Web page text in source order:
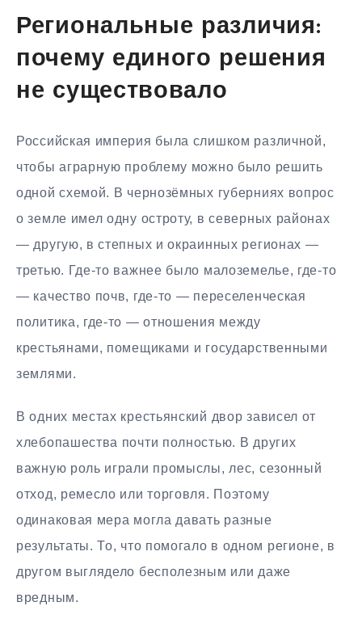
Региональные различия:
почему единого решения
не существовало
Российская империя была слишком различной,
чтобы аграрную проблему можно было решить
одной схемой. В чернозёмных губерниях вопрос
о земле имел одну остроту, в северных районах
— другую, в степных и окраинных регионах —
третью. Где-то важнее было малоземелье, где-то
— качество почв, где-то — переселенческая
политика, где-то — отношения между
крестьянами, помещиками и государственными
землями.
В одних местах крестьянский двор зависел от
хлебопашества почти полностью. В других
важную роль играли промыслы, лес, сезонный
отход, ремесло или торговля. Поэтому
одинаковая мера могла давать разные
результаты. То, что помогало в одном регионе, в
другом выглядело бесполезным или даже
вредным.